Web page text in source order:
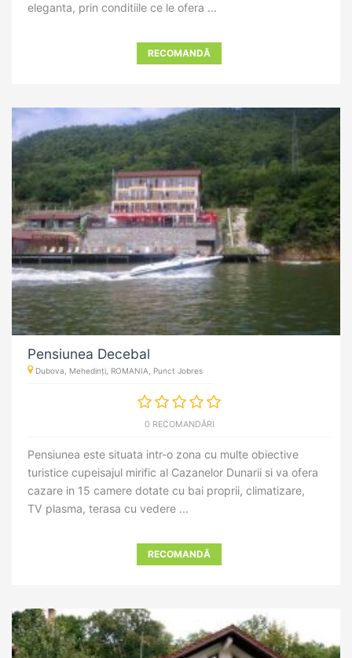
eleganta, prin conditiile ce le ofera ...
RECOMANDĂ
Pensiunea Decebal
Dubova, Mehedinți, ROMANIA, Punct Jobres
0 RECOMANDĂRI
Pensiunea este situata intr-o zona cu multe obiective
turistice cupeisajul mirific al Cazanelor Dunarii si va ofera
cazare in 15 camere dotate cu bai proprii, climatizare,
TV plasma, terasa cu vedere ...
RECOMANDĂ